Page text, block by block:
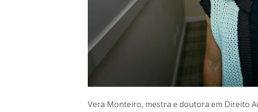
Vera Monteiro, mestra e doutora em Direito